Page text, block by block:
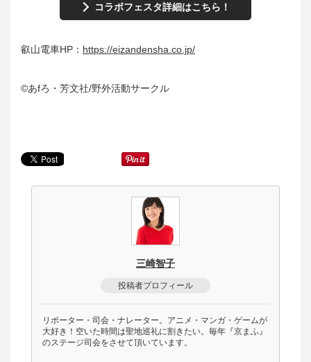
コラボフェスタ詳細はこちら！
叡山電車HP： https://eizandensha.co.jp/
©あfろ・芳文社/野外活動サークル
三崎智子
投稿者プロフィール
リポーター・司会・ナレーター。アニメ・マンガ・ゲームが
大好き！空いた時間は聖地巡礼に割きたい。毎年『京まふ』
のステージ司会をさせて頂いています。